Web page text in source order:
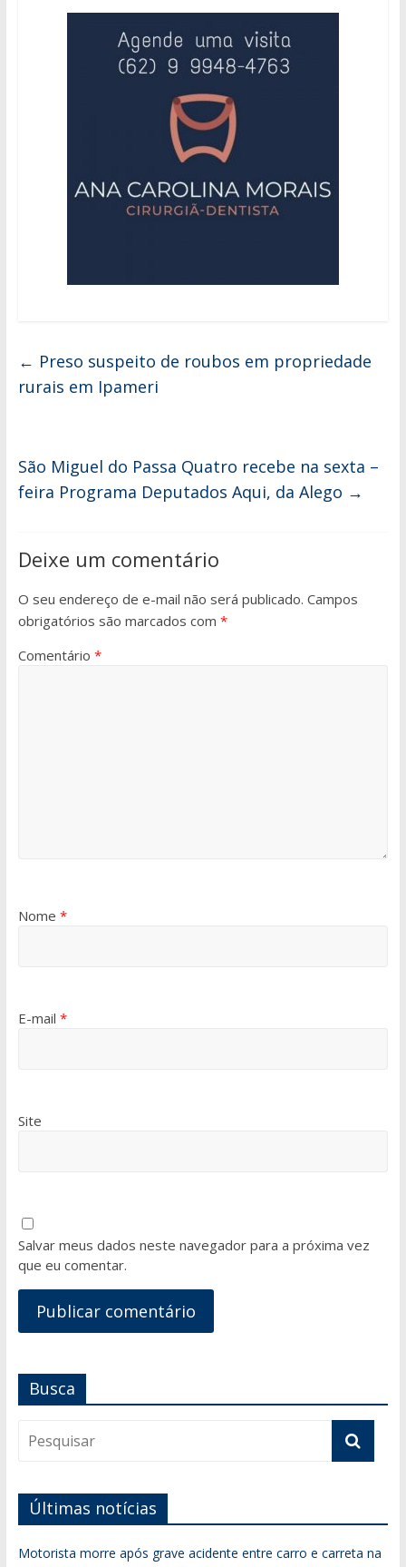
← Preso suspeito de roubos em propriedade
rurais em Ipameri
São Miguel do Passa Quatro recebe na sexta –
feira Programa Deputados Aqui, da Alego →
Deixe um comentário
O seu endereço de e-mail não será publicado. Campos
obrigatórios são marcados com *
Comentário *
Nome *
E-mail *
Site
Salvar meus dados neste navegador para a próxima vez
que eu comentar.
Busca
Últimas notícias
Motorista morre após grave acidente entre carro e carreta na